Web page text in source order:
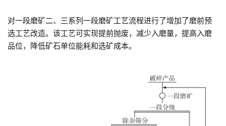
对一段磨矿二、三系列一段磨矿工艺流程进行了增加了磨前预
选工艺改造。该工艺可实现提前抛废，减少入磨量，提高入磨
品位，降低矿石单位能耗和选矿成本。